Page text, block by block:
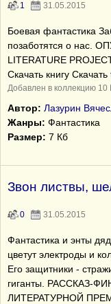
1 31.05.2015
Боевая фантастика
позаботятся о нас.
LITERATURE
Скачать книгу
Добавлен в коллекцию
Автор: Лазурин
Жанры: Фантастика
Размер: 7 Кб
Звон листвы,
0 31.05.2015
Фантастика и энты
цветут электроды и
Его защитники -
гиганты. РАССКАЗ-
ЛИТЕРАТУРНОЙ